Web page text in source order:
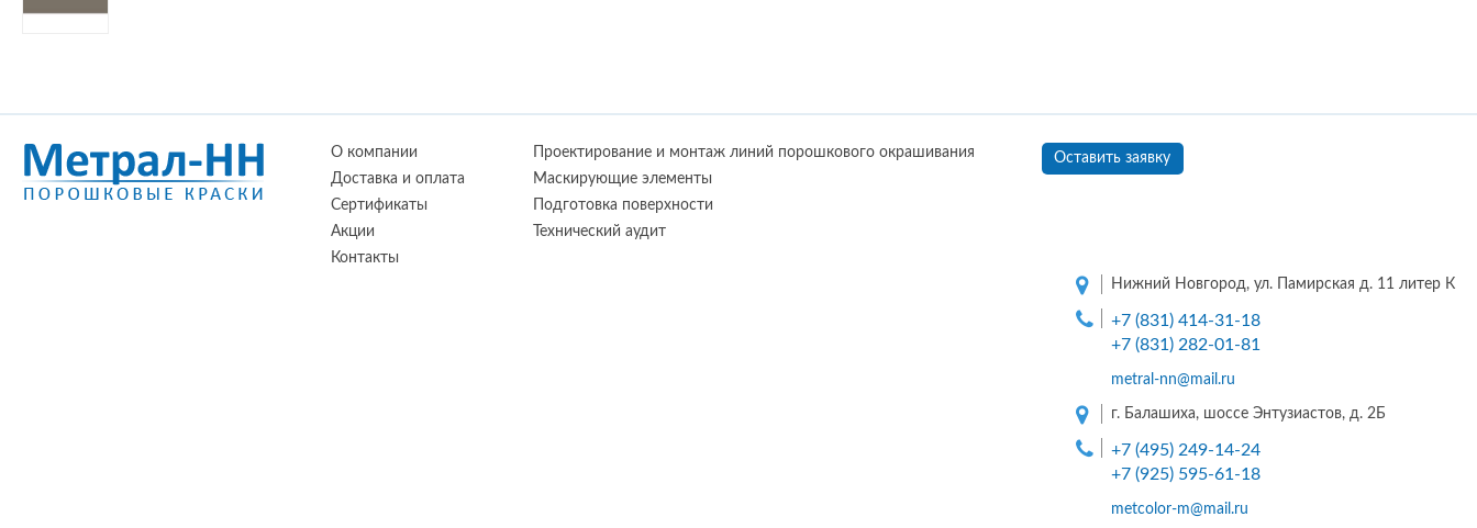
О компании
Доставка и оплата
Сертификаты
Акции
Контакты
Проектирование и монтаж линий порошкового окрашивания
Маскирующие элементы
Подготовка поверхности
Технический аудит
Оставить заявку
Нижний Новгород, ул. Памирская д. 11 литер К
+7 (831) 414-31-18
+7 (831) 282-01-81
metral-nn@mail.ru
г. Балашиха, шоссе Энтузиастов, д. 2Б
+7 (495) 249-14-24
+7 (925) 595-61-18
metcolor-m@mail.ru